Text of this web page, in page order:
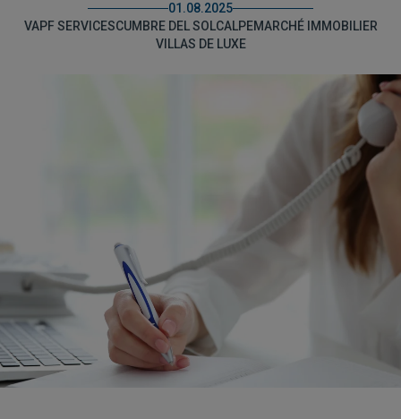
01.08.2025
VAPF SERVICESCUMBRE DEL SOLCALPEMARCHÉ IMMOBILIER
VILLAS DE LUXE